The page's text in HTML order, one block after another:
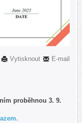
E-mail
Vytisknout
proběhnou 3. 9.